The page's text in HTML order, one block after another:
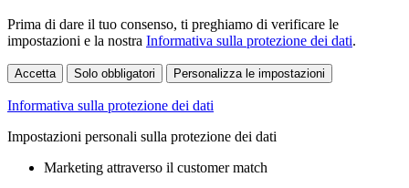
Prima di dare il tuo consenso, ti preghiamo di verificare le
impostazioni e la nostra Informativa sulla protezione dei dati.
Accetta Solo obbligatori Personalizza le impostazioni
Informativa sulla protezione dei dati
Impostazioni personali sulla protezione dei dati
Marketing attraverso il customer match